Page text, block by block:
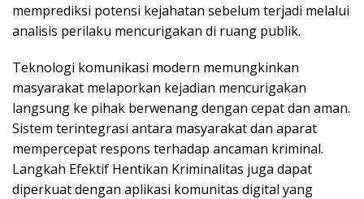
memprediksi potensi kejahatan sebelum terjadi melalui
analisis perilaku mencurigakan di ruang publik.
Teknologi komunikasi modern memungkinkan
masyarakat melaporkan kejadian mencurigakan
langsung ke pihak berwenang dengan cepat dan aman.
Sistem terintegrasi antara masyarakat dan aparat
mempercepat respons terhadap ancaman kriminal.
Langkah Efektif Hentikan Kriminalitas juga dapat
diperkuat dengan aplikasi komunitas digital yang